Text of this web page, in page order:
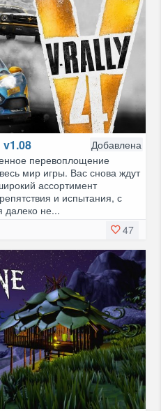
Добавлена
перевоплощение
мир игры. Вас снова ждут
ассортимент
и испытания, с
далеко не...
47